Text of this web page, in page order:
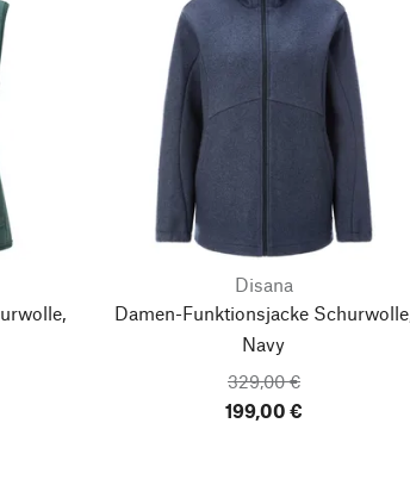
Disana
Damen-Funktionsjacke Schurwolle,
Navy
329,00 €
199,00 €